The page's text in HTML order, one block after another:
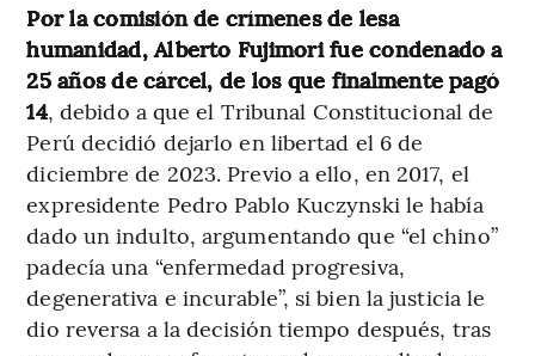
Por la comisión de crímenes de lesa
humanidad, Alberto Fujimori fue condenado a
25 años de cárcel, de los que finalmente pagó
14, debido a que el Tribunal Constitucional de
Perú decidió dejarlo en libertad el 6 de
diciembre de 2023. Previo a ello, en 2017, el
expresidente Pedro Pablo Kuczynski le había
dado un indulto, argumentando que “el chino”
padecía una “enfermedad progresiva,
degenerativa e incurable”, si bien la justicia le
dio reversa a la decisión tiempo después, tras